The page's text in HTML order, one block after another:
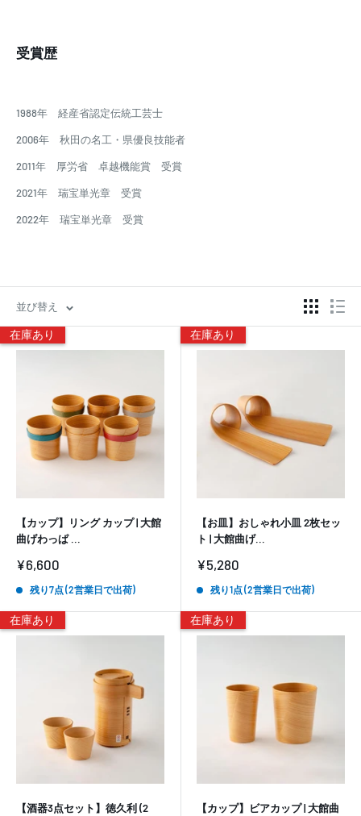
受賞歴
1988年 経産省認定伝統工芸士
2006年 秋田の名工・県優良技能者
2011年 厚労省 卓越機能賞 受賞
2021年 瑞宝単光章 受賞
2022年 瑞宝単光章 受賞
並び替え
在庫あり
【カップ】リング カップ | 大館
曲げわっぱ ...
販
価
¥6,600
残り7点 (2営業日で出荷)
在庫あり
【お皿】おしゃれ小皿 2枚セッ
ト | 大館曲げ...
販
価
¥5,280
残り1点 (2営業日で出荷)
在庫あり
【酒器3点セット】徳久利 (2
在庫あり
【カップ】ビアカップ | 大館曲